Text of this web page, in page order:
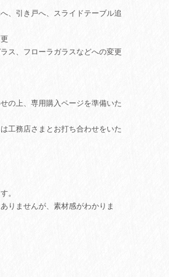
、引き戸へ、スライドテーブル追
ス、フローラガラスなどへの変更
の上、専用購入ページを準備いた
工務店さまとお打ち合わせをいた
。
りませんが、素材感がわかりま